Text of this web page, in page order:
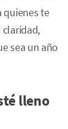
quienes te
claridad,
sea un año
lleno